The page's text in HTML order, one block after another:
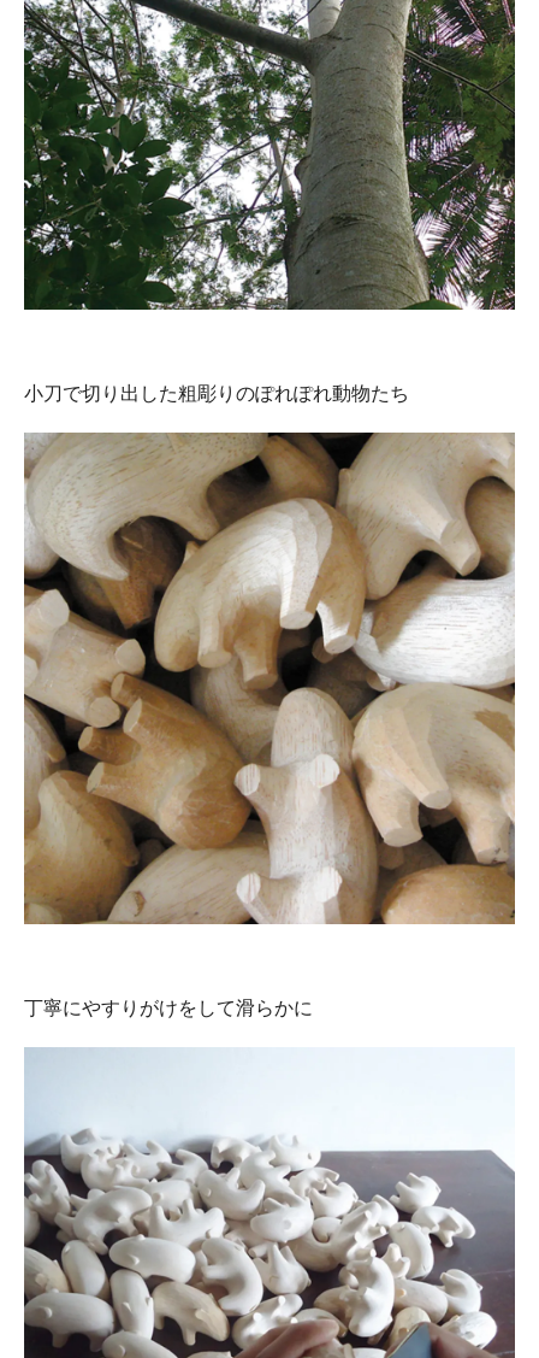
小刀で切り出した粗彫りのぽれぽれ動物たち
丁寧にやすりがけをして滑らかに